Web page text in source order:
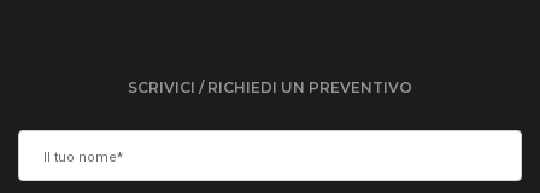
SCRIVICI / RICHIEDI UN PREVENTIVO